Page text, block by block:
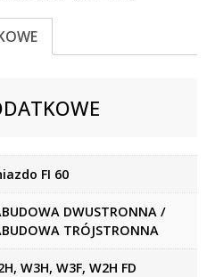
FI 60
DWUSTRONNA /
TRÓJSTRONNA
W3H, W3F, W2H FD